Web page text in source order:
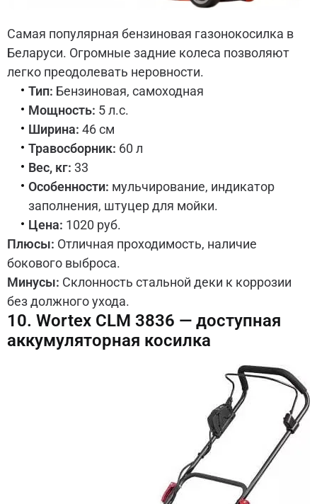
Самая популярная бензиновая газонокосилка в
Беларуси. Огромные задние колеса позволяют
легко преодолевать неровности.
Тип: Бензиновая, самоходная
Мощность: 5 л.с.
Ширина: 46 см
Травосборник: 60 л
Вес, кг: 33
Особенности: мульчирование, индикатор
заполнения, штуцер для мойки.
Цена: 1020 руб.
Плюсы: Отличная проходимость, наличие
бокового выброса.
Минусы: Склонность стальной деки к коррозии
без должного ухода.
10. Wortex CLM 3836 — доступная
аккумуляторная косилка